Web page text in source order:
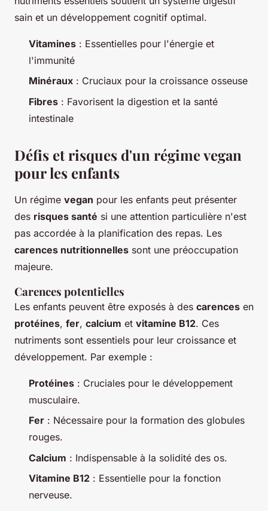
sain et un développement cognitif optimal.
Vitamines : Essentielles pour l'énergie et
l'immunité
Minéraux : Cruciaux pour la croissance osseuse
Fibres : Favorisent la digestion et la santé
intestinale
Défis et risques d'un régime vegan
pour les enfants
Un régime vegan pour les enfants peut présenter
des risques santé si une attention particulière n'est
pas accordée à la planification des repas. Les
carences nutritionnelles sont une préoccupation
majeure.
Carences potentielles
Les enfants peuvent être exposés à des carences en
protéines, fer, calcium et vitamine B12. Ces
nutriments sont essentiels pour leur croissance et
développement. Par exemple :
Protéines : Cruciales pour le développement
musculaire.
Fer : Nécessaire pour la formation des globules
rouges.
Calcium : Indispensable à la solidité des os.
Vitamine B12 : Essentielle pour la fonction
nerveuse.